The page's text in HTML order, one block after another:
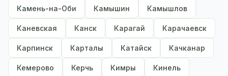
Камень-на-Оби Камышин Камышлов
Каневская Канск Карагай Карачаевск
Карпинск Карталы Катайск Качканар
Кемерово Керчь Кимры Кинель